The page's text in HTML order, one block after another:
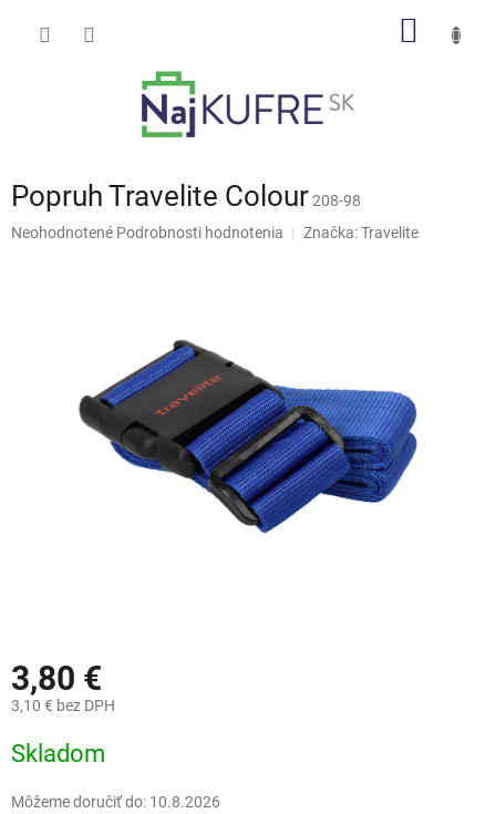
Popruh Travelite Colour208-98
Priemerné
Neohodnotené Podrobnosti hodnotenia Značka:Travelite
3,80 €
3,10 € bez DPH
cena:
Skladom
Môžeme doručiť do: 10.8.2026